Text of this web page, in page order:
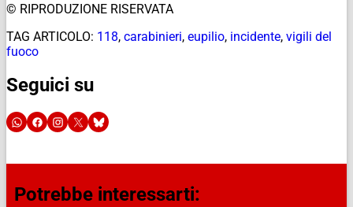
© RIPRODUZIONE RISERVATA
TAG ARTICOLO: 118, carabinieri, eupilio, incidente, vigili del
fuoco
Seguici su
Potrebbe interessarti: